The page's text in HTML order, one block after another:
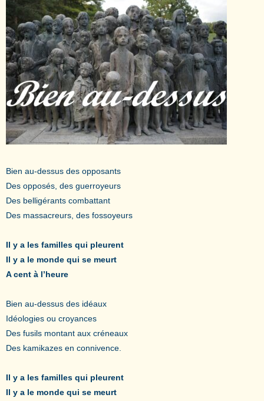
Bien au-dessus des opposants
Des opposés, des guerroyeurs
Des belligérants combattant
Des massacreurs, des fossoyeurs
Il y a les familles qui pleurent
Il y a le monde qui se meurt
A cent à l’heure
Bien au-dessus des idéaux
Idéologies ou croyances
Des fusils montant aux créneaux
Des kamikazes en connivence.
Il y a les familles qui pleurent
Il y a le monde qui se meurt